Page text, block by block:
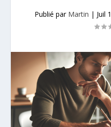
Publié par Martin | Juil